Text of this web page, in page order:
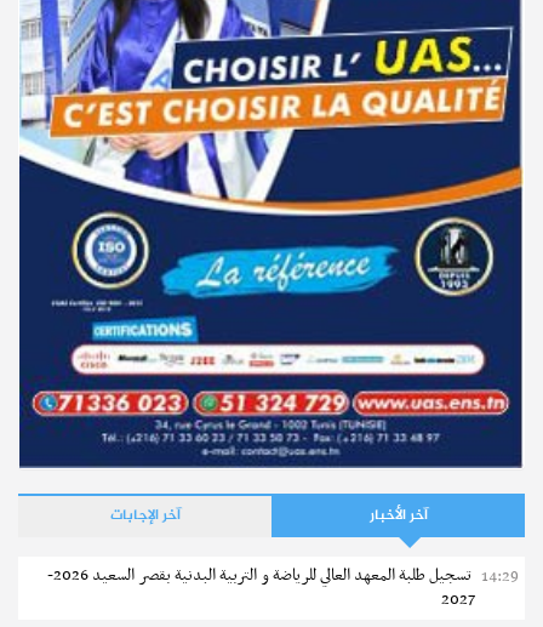
مناظرة لإنتداب جنود متطوعين لفائدة جيش الطيران
نشر في07-07-2026 – مطالعات : 1813
نشر في03-07-2023 – مطالعات : 31596
آخر الأخبار آخر الإجابات
14:29
تسجيل طلبة المعهد العالي للرياضة و التربية البدنية بقصر السعيد 2026-
2027